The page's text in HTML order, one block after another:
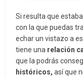
Si resulta que
con la que puedas
echar un vistazo a
tiene una relación
que la podrás
históricos,así que